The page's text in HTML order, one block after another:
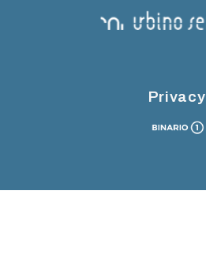
Privacy